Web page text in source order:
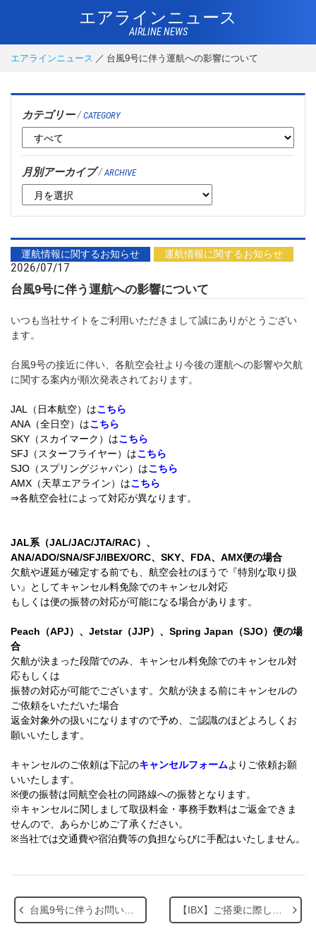
エアラインニュース
AIRLINE NEWS
エアラインニュース 台風9号に伴う運航への影響について
カテゴリー/ CATEGORY
月別アーカイブ/ ARCHIVE
運航情報に関するお知らせ 運航情報に関するお知らせ
2026/07/17
台風9号に伴う運航への影響について
いつも当社サイトをご利用いただきまして誠にありがとうござい
ます。
台風9号の接近に伴い、各航空会社より今後の運航への影響や欠航
に関する案内が順次発表されております。
JAL（日本航空）はこちら
ANA（全日空）はこちら
SKY（スカイマーク）はこちら
SFJ（スターフライヤー）はこちら
SJO（スプリングジャパン）はこちら
AMX（天草エアライン）はこちら
⇒各航空会社によって対応が異なります。
JAL系（JAL/JAC/JTA/RAC）、
ANA/ADO/SNA/SFJ/IBEX/ORC、SKY、FDA、AMX便の場合
欠航や遅延が確定する前でも、航空会社のほうで『特別な取り扱
い』としてキャンセル料免除でのキャンセル対応
もしくは便の振替の対応が可能になる場合があります。
Peach（APJ）、Jetstar（JJP）、Spring Japan（SJO）便の場
合
欠航が決まった段階でのみ、キャンセル料免除でのキャンセル対
応もしくは
振替の対応が可能でございます。欠航が決まる前にキャンセルの
ご依頼をいただいた場合
返金対象外の扱いになりますので予め、ご認識のほどよろしくお
願いいたします。
キャンセルのご依頼は下記のキャンセルフォームよりご依頼お願
いいたします。
※便の振替は同航空会社の同路線への振替となります。
※キャンセルに関しまして取扱料金・事務手数料はご返金できま
せんので、あらかじめご了承ください。
※当社では交通費や宿泊費等の負担ならびに手配はいたしません。
台風9号に伴うお問い合わせ窓口の混雑について 【IBX】ご搭乗に際してのご注意事項